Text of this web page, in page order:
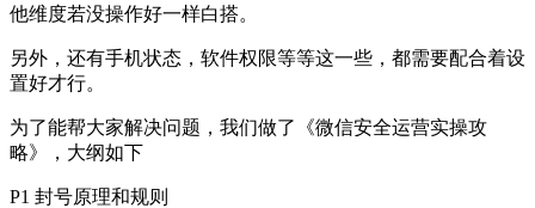
他维度若没操作好一样白搭。
另外，还有手机状态，软件权限等等这一些，都需要配合着设
置好才行。
为了能帮大家解决问题，我们做了《微信安全运营实操攻
略》，大纲如下
P1 封号原理和规则